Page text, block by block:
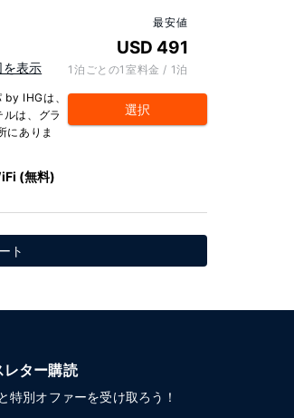
を表示
IHGは、
は、グラ
にありま
(無料)
最安値
USD 491
1泊ごとの1室料金 / 1泊
選択
ト
レター購読
特別オファーを受け取ろう！